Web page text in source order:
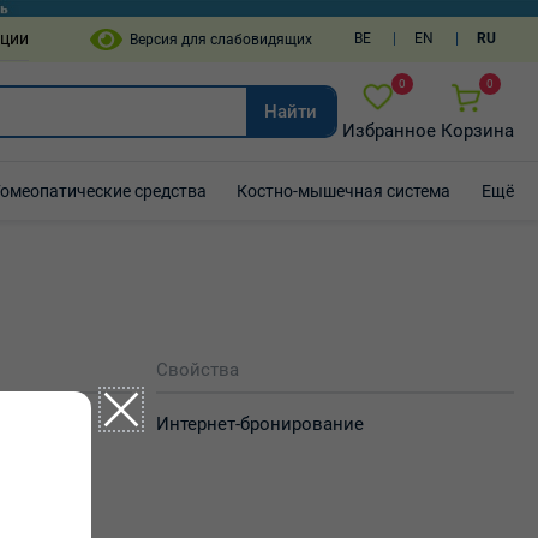
BE EN RU
Найти
0
Избранное
0
Корзина
средства Костно-мышечная система Ещё
Свойства
Интернет-бронирование